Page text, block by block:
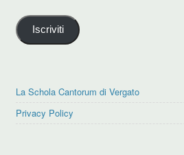
mail
Iscriviti
La Schola Cantorum di Vergato
Privacy Policy